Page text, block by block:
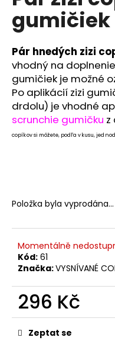
z
5
hvězdiček.
gumičiek
Pár hnedých zizi
vhodný na
gumičiek je možné
Po aplikácií zizi
drdolu) je vhodné
scrunchie gumičku z
copíkov si môžete, podľa vkusu,
Položka byla vyprodána…
Momentálně
Kód: 61
Značka:VYSNÍVANÉ
296 Kč
Měrná
cena:Zeptat se
a
j
í
t
?
o
o
u
č
m
e